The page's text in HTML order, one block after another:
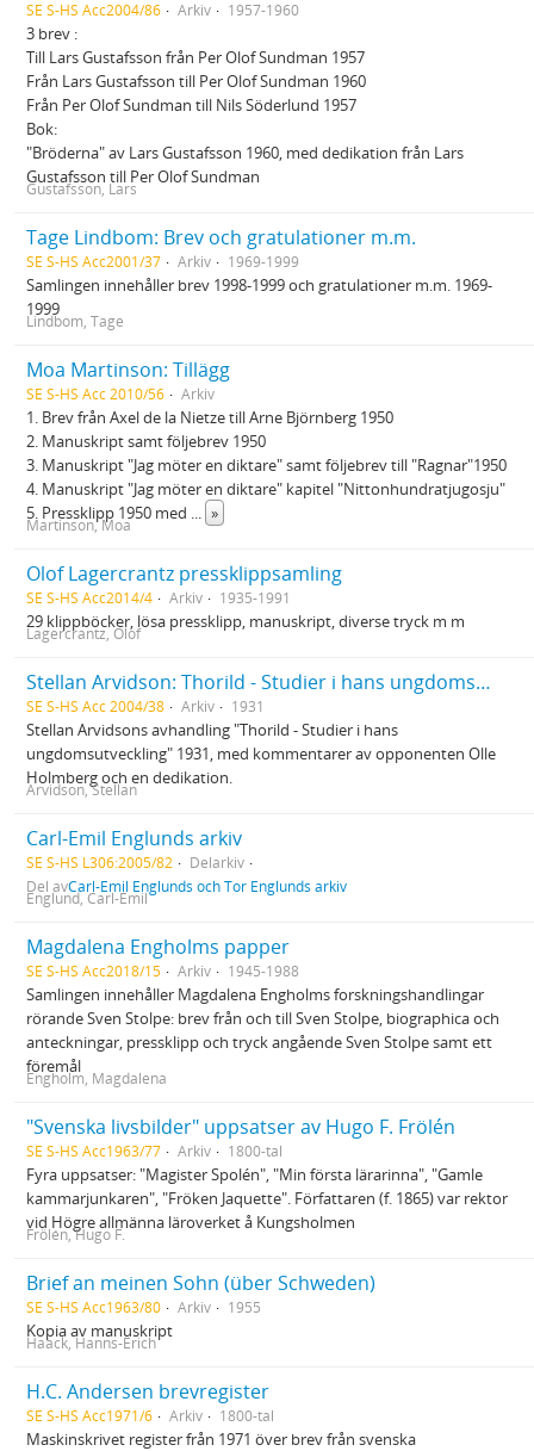
SE S-HS Acc2004/86 Arkiv 1957-1960
3 brev :
Till Lars Gustafsson från Per Olof Sundman 1957
Från Lars Gustafsson till Per Olof Sundman 1960
Från Per Olof Sundman till Nils Söderlund 1957
Bok:
"Bröderna" av Lars Gustafsson 1960, med dedikation från Lars
Gustafsson till Per Olof Sundman
Gustafsson, Lars
Tage Lindbom: Brev och gratulationer m.m.
SE S-HS Acc2001/37 Arkiv 1969-1999
Samlingen innehåller brev 1998-1999 och gratulationer m.m. 1969-
1999
Lindbom, Tage
Moa Martinson: Tillägg
SE S-HS Acc 2010/56 Arkiv
1. Brev från Axel de la Nietze till Arne Björnberg 1950
2. Manuskript samt följebrev 1950
3. Manuskript "Jag möter en diktare" samt följebrev till "Ragnar"1950
4. Manuskript "Jag möter en diktare" kapitel "Nittonhundratjugosju"
5. Pressklipp 1950 med ... »
Martinson, Moa
Olof Lagercrantz pressklippsamling
SE S-HS Acc2014/4 Arkiv 1935-1991
29 klippböcker, lösa pressklipp, manuskript, diverse tryck m m
Lagercrantz, Olof
Stellan Arvidson: Thorild - Studier i hans ungdomsutveckling
SE S-HS Acc 2004/38 Arkiv 1931
Stellan Arvidsons avhandling "Thorild - Studier i hans
ungdomsutveckling" 1931, med kommentarer av opponenten Olle
Holmberg och en dedikation.
Arvidson, Stellan
Carl-Emil Englunds arkiv
SE S-HS L306:2005/82
Delarkiv
Del avCarl-Emil Englunds och Tor Englunds arkiv
Englund, Carl-Emil
Magdalena Engholms papper
SE S-HS Acc2018/15 Arkiv 1945-1988
Samlingen innehåller Magdalena Engholms forskningshandlingar
rörande Sven Stolpe: brev från och till Sven Stolpe, biographica och
anteckningar, pressklipp och tryck angående Sven Stolpe samt ett
föremål
Engholm, Magdalena
"Svenska livsbilder" uppsatser av Hugo F. Frölén
SE S-HS Acc1963/77 Arkiv 1800-tal
Fyra uppsatser: "Magister Spolén", "Min första lärarinna", "Gamle
kammarjunkaren", "Fröken Jaquette". Författaren (f. 1865) var rektor
vid Högre allmänna läroverket å Kungsholmen
Frölén, Hugo F.
Brief an meinen Sohn (über Schweden)
SE S-HS Acc1963/80 Arkiv 1955
Kopia av manuskript
Haack, Hanns-Erich
H.C. Andersen brevregister
SE S-HS Acc1971/6 Arkiv 1800-tal
Maskinskrivet register från 1971 över brev från svenska